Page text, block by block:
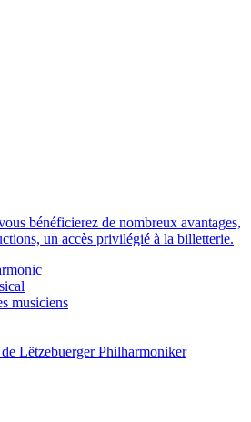
bénéficierez de nombreux avantages,
un accès privilégié à la billetterie.
musiciens
Lëtzebuerger Philharmoniker